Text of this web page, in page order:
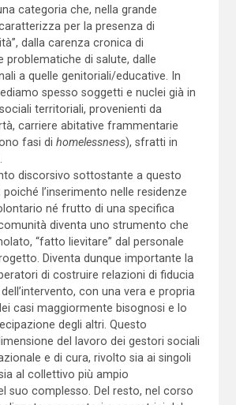
categoria che, nella grande
per la presenza di
dalla carenza cronica di
problematiche di salute, dalle
a quelle genitoriali/educative. In
spesso soggetti e nuclei già in
territoriali, provenienti da
carriere abitative frammentarie
fasi di homelessness), sfratti in
discorsivo sottostante a questo
l’inserimento nelle residenze
né frutto di una specifica
diventa uno strumento che
“fatto lievitare” dal personale
Diventa dunque importante la
di costruire relazioni di fiducia
con una vera e propria
casi maggiormente bisognosi e lo
degli altri. Questo
del lavoro dei gestori sociali
e di cura, rivolto sia ai singoli
al collettivo più ampio
suo complesso. Del resto, nel corso